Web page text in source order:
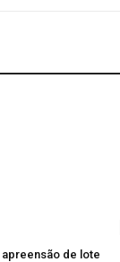
de lote